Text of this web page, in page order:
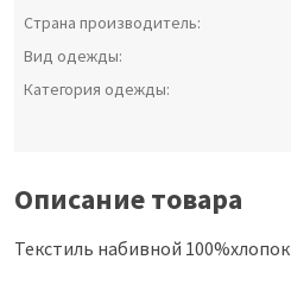
Страна производитель:
Вид одежды:
Категория одежды:
Описание товара
Текстиль набивной 100%хлопок